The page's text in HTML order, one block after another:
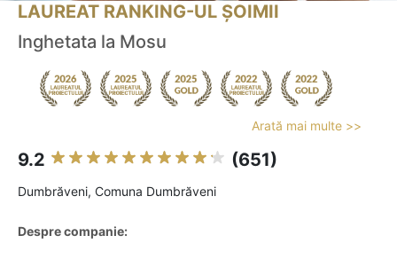
LAUREAT RANKING-UL ȘOIMII
Inghetata la Mosu
Arată mai multe >>
9.2 (651)
Dumbrăveni, Comuna Dumbrăveni
Despre companie: